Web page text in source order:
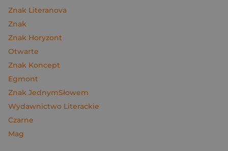
Znak Literanova
Znak
Znak Horyzont
Otwarte
Znak Koncept
Egmont
Znak JednymSłowem
Wydawnictwo Literackie
Czarne
Mag